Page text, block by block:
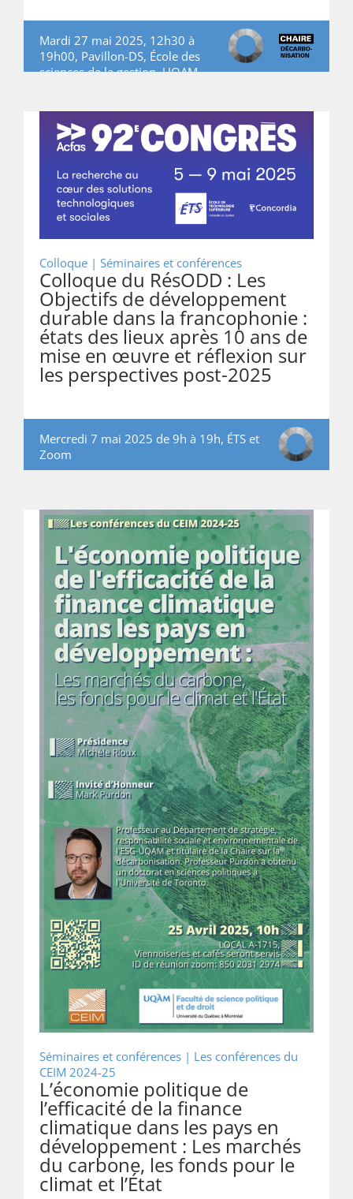
Mardi 27 mai 2025, 12h30 à
19h00, Pavillon-DS, École des
sciences de la gestion, UQAM
Colloque | Séminaires et conférences
Colloque du RésODD : Les
Objectifs de développement
durable dans la francophonie :
états des lieux après 10 ans de
mise en œuvre et réflexion sur
les perspectives post-2025
Mercredi 7 mai 2025 de 9h à 19h, ÉTS et
Zoom
Séminaires et conférences | Les conférences du
CEIM 2024-25
L’économie politique de
l’efficacité de la finance
climatique dans les pays en
développement : Les marchés
du carbone, les fonds pour le
climat et l’État